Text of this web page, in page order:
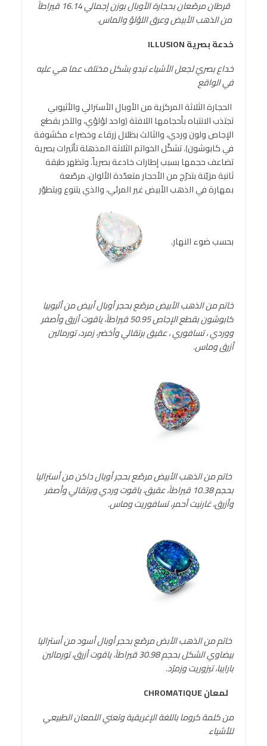
قرطان مرصّعان بحجارة الأوبال بوزن إجمالي 16.14 قيراطاً
من الذهب الأبيض وعرق اللؤلؤ والماس.
خدعة بصريةILLUSION
خداع بصريّ لجعل الأشياء تبدو بشكل مختلف عما هي عليه
في الواقع
الحجارة الثلاثة المركزية من الأوبال الأسترالي والأثيوبي
تجتذب الانتباه بأحجامها اللافتة (واحد لؤلؤي، والآخر بقطع
الإجاص ولون وردي، والثالث بظلال زرقاء وخضراء مكشوفة
في كابوشون). تشكّل الخواتم الثلاثة المذهلة تأثيرات بصرية
تضاعف حجمها بسبب إطارات خادعة بصرياً. وتظهر طبقة
ثانية مزيّنة بتدرّج من الأحجار متعدّدة الألوان، مرصّعة
بمهارة في الذهب الأبيض غير المرئي، والذي يتنوع ويتطوّر
بحسب ضوء النهار.
خاتم من الذهب الأبيض مرصّع بحجر أوبال أبيض من أثيوبيا
كابوشون بقطع الإجاص 50.95 قيراطاً، ياقوت أزرق وأصفر
ووردي ، تسافوري ، عقيق برتقالي وأخضر، زمرد، تورمالين
أزرق وماس.
خاتم من الذهب الأبيض مرصّع بحجر أوبال داكن من أستراليا
بحجم 10.38 قيراطاً، عقيق، ياقوت وردي وبرتقالي وأصفر
وأزرق، غارنيت أحمر، تسافوريت وماس.
خاتم من الذهب الأبض مرصّع بحجر أوبال أسود من أستراليا
بيضاوي الشكل بحجم 30.98 قيراطاً، ياقوت أزرق، تورمالين
بارايبا، تيزوريت وزمرّد.
لمعانCHROMATIQUE
من كلمة كروما باللغة الإغريقية وتعني اللمعان الطبيعي
للأشياء